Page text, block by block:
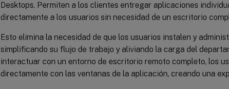
Desktops. Permiten a los clientes entregar aplicaciones
directamente a los usuarios sin necesidad de un escritorio
Esto elimina la necesidad de que los usuarios instalen y
simplificando su flujo de trabajo y aliviando la carga del
interactuar con un entorno de escritorio remoto completo, los
directamente con las ventanas de la aplicación, creando una